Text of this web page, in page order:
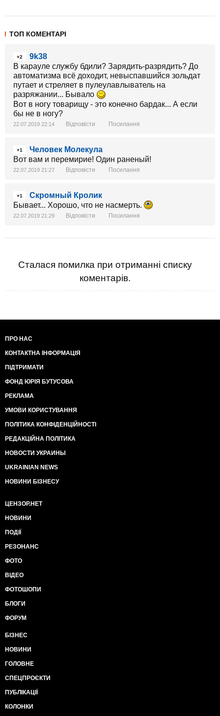
ТОП КОМЕНТАРІ
+2
9k38
В карауле службу бдили? Зарядить-разрядить? До
автоматизма всё доходит, невыспавшийся зольдат
путает и стреляет в пулеулавлыватель на
разряжании... Бывало
Вот в ногу товарищу - это конечно бардак... А если
бы не в ногу?
22.07.2019 22:14 Відповісти Посилання
+1
Человек Молекула
Вот вам и перемирие! Один раненый!
22.07.2019 21:27 Відповісти Посилання
+1
Скромный Кролик
Бывает... Хорошо, что не насмерть.
22.07.2019 21:29 Відповісти Посилання
Сталася помилка при отриманні списку
коментарів.
ПРО НАС
КОНТАКТНА ІНФОРМАЦІЯ
ПІДТРИМАТИ
ФОНД ЮРІЯ БУТУСОВА
РЕКЛАМА
УМОВИ КОРИСТУВАННЯ
ПОЛІТИКА КОНФІДЕНЦІЙНОСТІ
РЕДАКЦІЙНА ПОЛІТИКА
НОВОСТИ УКРАИНЫ
UKRAINIAN NEWS
НОВИНИ БІЗНЕСУ
ЦЕНЗОР.НЕТ
НОВИНИ
ПОДІЇ
РЕЗОНАНС
ФОТО
ВІДЕО
ФОТОШОПИ
БЛОГИ
ФОРУМ
БІЗНЕС
НОВИНИ
ГОЛОВНЕ
СПЕЦПРОЄКТИ
ПУБЛІКАЦІЇ
КОЛОНКИ